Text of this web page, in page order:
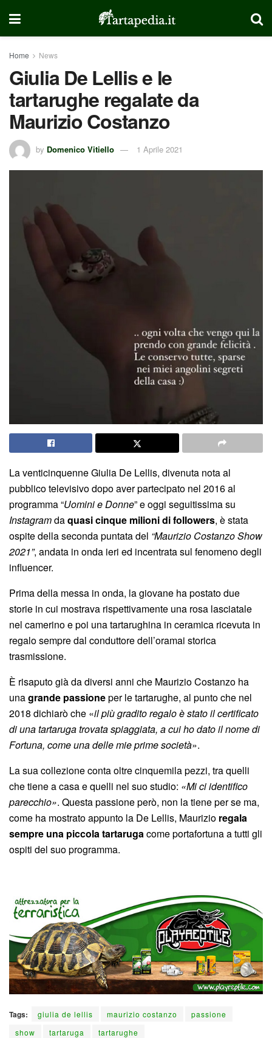
Home News
Giulia De Lellis e le
tartarughe regalate da
Maurizio Costanzo
by Domenico Vitiello 1 Aprile 2021
La venticinquenne Giulia De Lellis, divenuta nota al
pubblico televisivo dopo aver partecipato nel 2016 al
programma “Uomini e Donne” e oggi seguitissima su
Instagramdaquasi cinque milioni di followers, è stata
ospite della seconda puntata del “Maurizio Costanzo Show
2021”, andata in onda ieri ed incentrata sul fenomeno degli
influencer.
Prima della messa in onda, la giovane ha postato due
storie in cui mostrava rispettivamente una rosa lasciatale
nel camerino e poi una tartarughina in ceramica ricevuta in
regalo sempre dal conduttore dell’oramai storica
trasmissione.
È risaputo già da diversi anni che Maurizio Costanzo ha
unagrande passioneper le tartarughe, al punto che nel
2018 dichiarò che «il più gradito regalo è stato il certificato
di una tartaruga trovata spiaggiata, a cui ho dato il nome di
Fortuna, come una delle mie prime società».
La sua collezione conta oltre cinquemila pezzi, tra quelli
che tiene a casa e quelli nel suo studio: «Mi ci identifico
parecchio». Questa passione però, non la tiene per se ma,
come ha mostrato appunto la De Lellis, Maurizio regala
sempre una piccola tartarugacome portafortuna a tutti gli
ospiti del suo programma.
Tags: giulia de lellis maurizio costanzo
passione
show
tartaruga tartarughe